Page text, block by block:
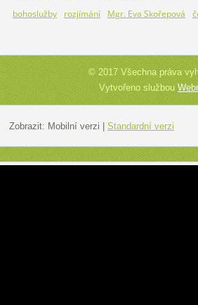
bohoslužby
rozjímání Mgr. Eva Skořepová
© 2017 Všechna práva
Vytvořeno službou
Zobrazit: Mobilní verzi Standardní verzi